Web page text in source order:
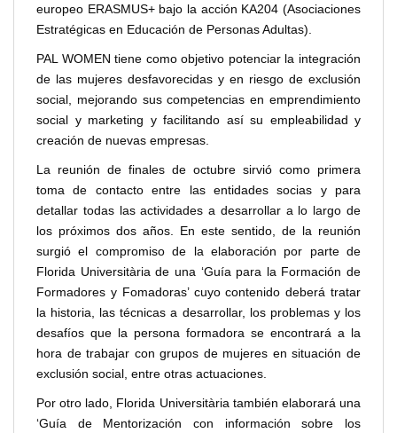
europeo ERASMUS+ bajo la acción KA204 (Asociaciones
Estratégicas en Educación de Personas Adultas).
PAL WOMEN tiene como objetivo potenciar la integración
de las mujeres desfavorecidas y en riesgo de exclusión
social, mejorando sus competencias en emprendimiento
social y marketing y facilitando así su empleabilidad y
creación de nuevas empresas.
La reunión de finales de octubre sirvió como primera
toma de contacto entre las entidades socias y para
detallar todas las actividades a desarrollar a lo largo de
los próximos dos años. En este sentido, de la reunión
surgió el compromiso de la elaboración por parte de
Florida Universitària de una ‘Guía para la Formación de
Formadores y Fomadoras’ cuyo contenido deberá tratar
la historia, las técnicas a desarrollar, los problemas y los
desafíos que la persona formadora se encontrará a la
hora de trabajar con grupos de mujeres en situación de
exclusión social, entre otras actuaciones.
Por otro lado, Florida Universitària también elaborará una
‘Guía de Mentorización con información sobre los